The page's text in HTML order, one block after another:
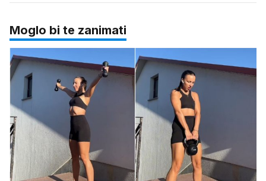
Moglo bi te zanimati